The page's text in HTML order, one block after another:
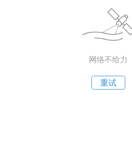
网络不给力
重试